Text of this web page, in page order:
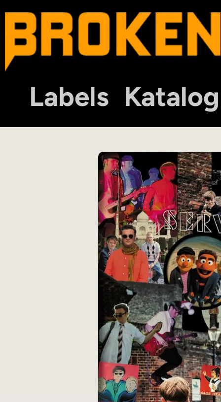
Labels Katalog